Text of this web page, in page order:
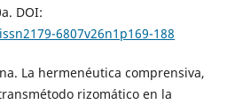
DOI:
6807v26n1p169-188
La hermenéutica comprensiva,
rizomático en la